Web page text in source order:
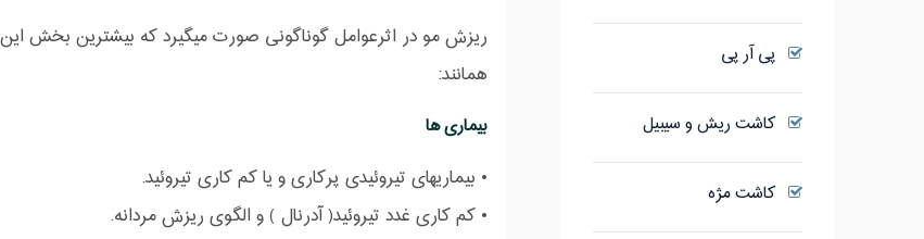
ریزش مو در اثرعوامل گوناگونی صورت میگیرد که بیشترین بخش این
همانند:
بیماری ها
• بیماریهای تیروئیدی پرکاری و یا کم کاری تیروئید.
• کم کاری غدد تیروئید( آدرنال ) و الگوی ریزش مردانه.
پی آر پی
کاشت ریش و سیبیل
کاشت مژه